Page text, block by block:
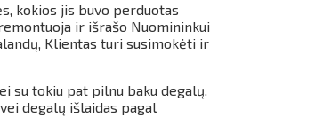
kokios jis buvo perduotas
ir išrašo Nuomininkui
Klientas turi susimokėti ir
su tokiu pat pilnu baku degalų.
degalų išlaidas pagal